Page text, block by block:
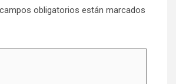
obligatorios están marcados